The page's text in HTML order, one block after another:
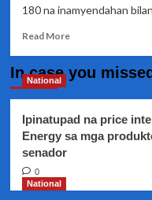
180 na inamyendahan
Read MoreRead
Alternatibong
mga
sakit,
In case you
National
Ipinatupad na price
Energy sa mga
senador
0
National